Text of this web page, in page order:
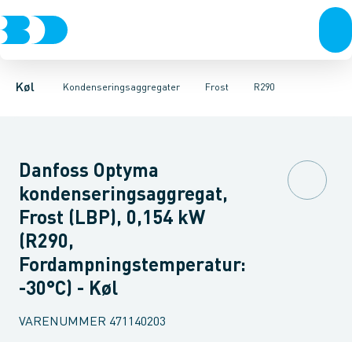
Køl Kondenseringsaggregater
KompressorerKondenseringsaggregater Fordampere
Frost
Frost Tilbehør & reservedele R290
HFC R290
Danfoss Optyma
kondenseringsaggregat,
Frost (LBP), 0,154 kW
(R290,
Fordampningstemperatur:
-30°C) - Køl
VARENUMMER 471140203